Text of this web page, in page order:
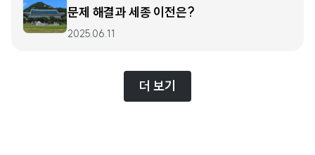
문제 해결과 세종 이전은?
2025.06.11
더 보기